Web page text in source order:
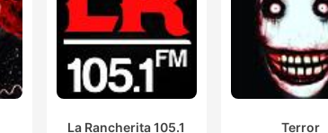
La Rancherita 105.1 Terror